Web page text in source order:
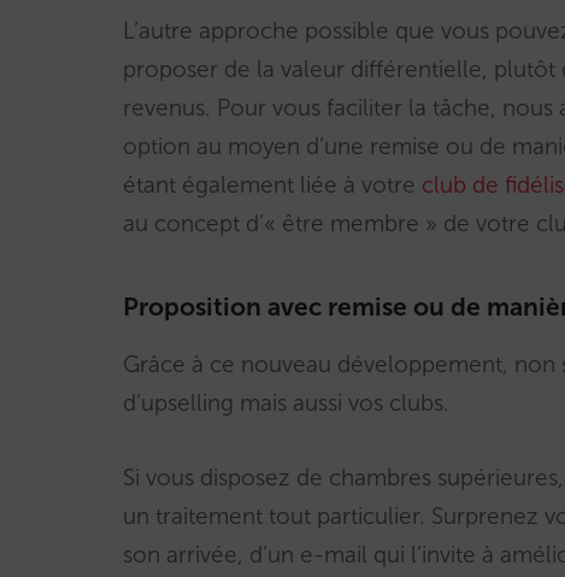
L’autre approche possible que vous
proposer de la valeur différentielle,
revenus. Pour vous faciliter la tâche,
option au moyen d’une remise ou de
étant également liée à votre club de
au concept d’« être membre » de votre
Proposition avec remise ou de
Grâce à ce nouveau développement,
d’upselling mais aussi vos clubs.
Si vous disposez de chambres supérieures,
un traitement tout particulier. Surprenez
son arrivée, d’un e-mail qui l’invite à